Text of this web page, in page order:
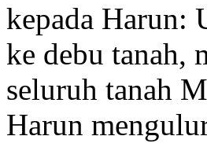
kepada Harun:
ke debu tanah,
seluruh tanah
Harun